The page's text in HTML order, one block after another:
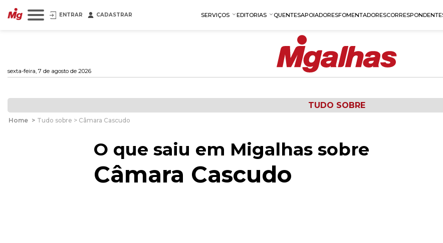
ENTRAR CADASTRAR SERVIÇOS EDITORIAS QUENTESAPOIADORESFOMENTADORES
sexta-feira, 7 de agosto de 2026
TUDO SOBRE
Home > Tudo sobre > Câmara Cascudo
O que saiu em Migalhas sobre
Câmara Cascudo